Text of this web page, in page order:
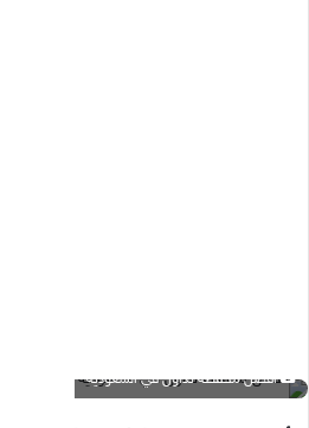
افضل محفظة تداول في السعودية